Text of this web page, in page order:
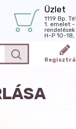
Üzlet
1119 Bp.
1. emelet -
H-P 10-18,